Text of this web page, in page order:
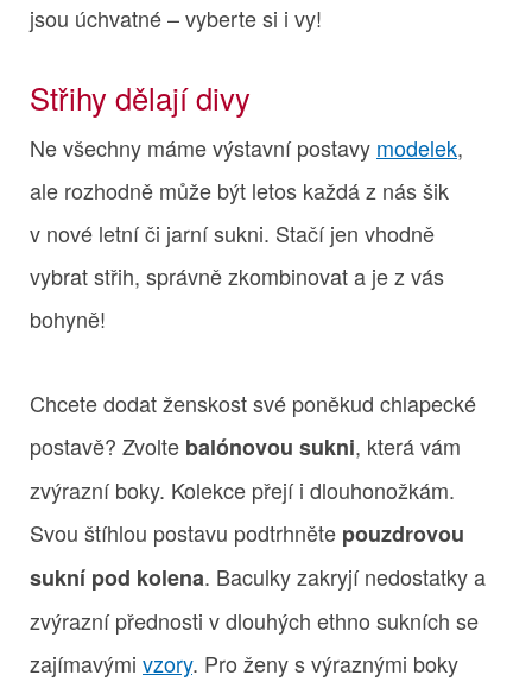
jsou úchvatné – vyberte si i vy!
Střihy dělají divy
Ne všechny máme výstavní postavy modelek,
ale rozhodně může být letos každá z nás šik
v nové letní či jarní sukni. Stačí jen vhodně
vybrat střih, správně zkombinovat a je z vás
bohyně!
Chcete dodat ženskost své poněkud chlapecké
postavě? Zvolte balónovou sukni, která vám
zvýrazní boky. Kolekce přejí i dlouhonožkám.
Svou štíhlou postavu podtrhněte pouzdrovou
sukní pod kolena. Baculky zakryjí nedostatky a
zvýrazní přednosti v dlouhých ethno sukních se
zajímavými vzory. Pro ženy s výraznými boky